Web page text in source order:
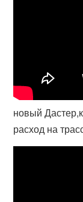
новый
расход на